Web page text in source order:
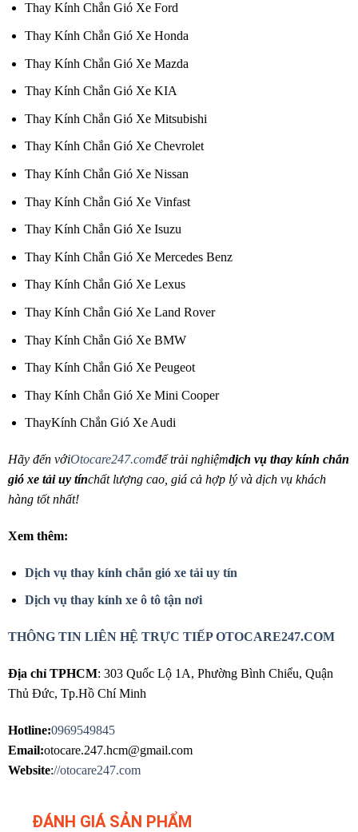
Thay Kính Chắn Gió Xe Ford
Thay Kính Chắn Gió Xe Honda
Thay Kính Chắn Gió Xe Mazda
Thay Kính Chắn Gió Xe KIA
Thay Kính Chắn Gió Xe Mitsubishi
Thay Kính Chắn Gió Xe Chevrolet
Thay Kính Chắn Gió Xe Nissan
Thay Kính Chắn Gió Xe Vinfast
Thay Kính Chắn Gió Xe Isuzu
Thay Kính Chắn Gió Xe Mercedes Benz
Thay Kính Chắn Gió Xe Lexus
Thay Kính Chắn Gió Xe Land Rover
Thay Kính Chắn Gió Xe BMW
Thay Kính Chắn Gió Xe Peugeot
Thay Kính Chắn Gió Xe Mini Cooper
ThayKính Chắn Gió Xe Audi
Hãy đến vớiOtocare247.comđể trải nghiệmdịch vụ thay kính chắn
gió xe tải uy tínchất lượng cao, giá cả hợp lý và dịch vụ khách
hàng tốt nhất!
Xem thêm:
Dịch vụ thay kính chắn gió xe tải uy tín
Dịch vụ thay kính xe ô tô tận nơi
THÔNG TIN LIÊN HỆ TRỰC TIẾP OTOCARE247.COM
Địa chỉ TPHCM: 303 Quốc Lộ 1A, Phường Bình Chiểu, Quận
Thủ Đức, Tp.Hồ Chí Minh
Hotline:0969549845
Email:otocare.247.hcm@gmail.com
Website://otocare247.com
ĐÁNH GIÁ SẢN PHẨM